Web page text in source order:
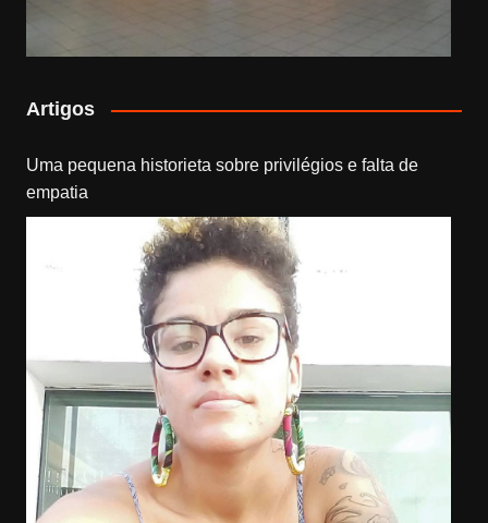
Artigos
Uma pequena historieta sobre privilégios e falta de
empatia